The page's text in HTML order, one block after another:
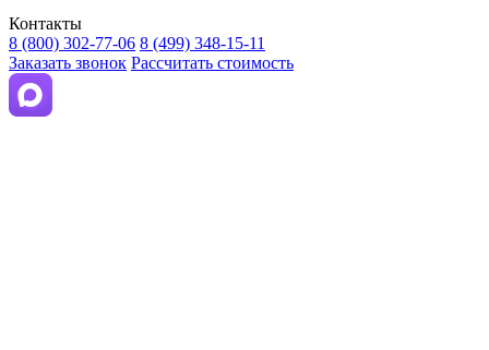
Контакты
8 (800) 302-77-06 8 (499) 348-15-11
Заказать звонок Рассчитать стоимость